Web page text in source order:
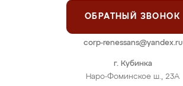
г. Кубинка
Наро-Фоминское ш., 23А
ОБРАТНЫЙ ЗВОНОК
corp-renessans@yandex.ru